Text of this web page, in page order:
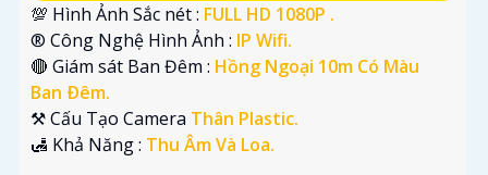
💯 Hình Ảnh Sắc nét : FULL HD 1080P .
®️ Công Nghệ Hình Ảnh : IP Wifi.
🔴 Giám sát Ban Đêm : Hồng Ngoại 10m Có Màu
Ban Ðêm.
⚒ Cấu Tạo Camera Thân Plastic.
️🛃 Khả Năng : Thu Âm Và Loa.